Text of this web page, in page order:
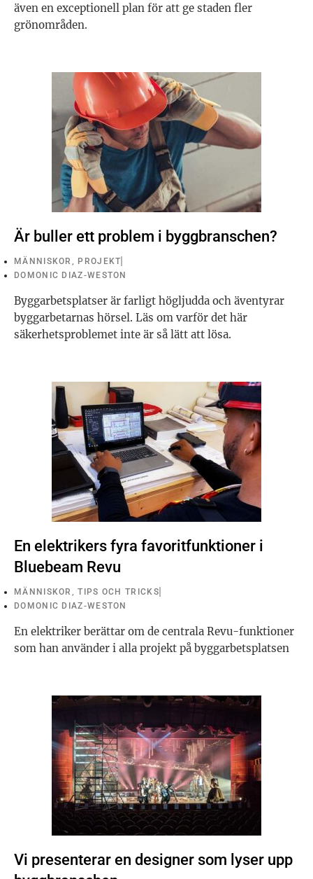
även en exceptionell plan för att ge staden fler
grönområden.
Är buller ett problem i byggbranschen?
MÄNNISKOR , PROJEKT
DOMONIC DIAZ-WESTON
Byggarbetsplatser är farligt högljudda och äventyrar
byggarbetarnas hörsel. Läs om varför det här
säkerhetsproblemet inte är så lätt att lösa.
En elektrikers fyra favoritfunktioner i
Bluebeam Revu
MÄNNISKOR ,TIPS OCH TRICKS
DOMONIC DIAZ-WESTON
En elektriker berättar om de centrala Revu-funktioner
som han använder i alla projekt på byggarbetsplatsen
Vi presenterar en designer som lyser upp